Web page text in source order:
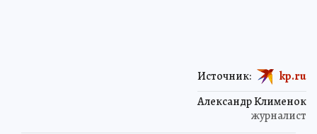
Александр Клименок
журналист
Источник: kp.ru